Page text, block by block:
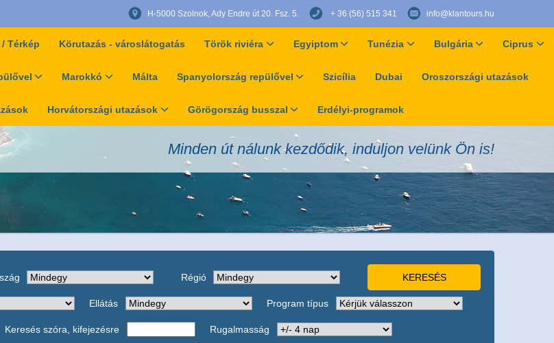
H-5000 Szolnok, Ady Endre út 20. Fsz. 5. + 36 (56) 515 341 info@klantours.hu
Térkép Körutazás - városlátogatás Török riviéra Egyiptom Tunézia Bulgária Ciprus
Marokkó Málta Spanyolország repülővel Szicília Dubai Oroszországi utazások
Horvátországi utazások Görögország busszal Erdélyi-programok
Minden út nálunk kezdődik, induljon velünk Ön is!
Régió
Ellátás Program típus
Keresés szóra, kifejezésre Rugalmasság